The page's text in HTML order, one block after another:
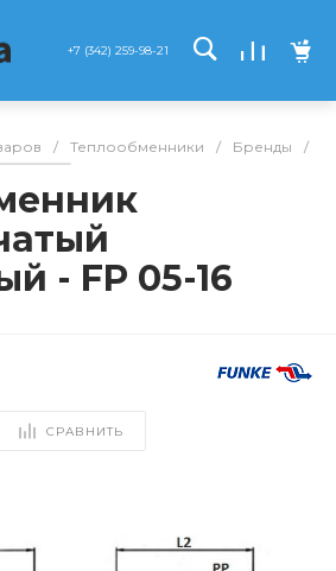
+7 (342) 259-98-21
/ Теплообменники / Бренды /
- FP 05-16
СРАВНИТЬ